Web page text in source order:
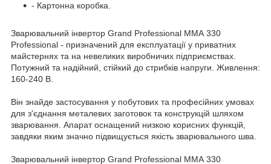
- Картонна коробка.
Зварювальний інвертор Grand Professional ММА 330
Professional - призначений для експлуатації у приватних
майстернях та на невеликих виробничих підприємствах.
Потужний та надійний, стійкий до стрибків напруги. Живлення:
160-240 В.
Він знайде застосування у побутових та професійних умовах
для з'єднання металевих заготовок та конструкцій шляхом
зварювання. Апарат оснащений низкою корисних функцій,
завдяки яким значно підвищується якість зварювального шва.
Зварювальний інвертор Grand Professional ММА 330